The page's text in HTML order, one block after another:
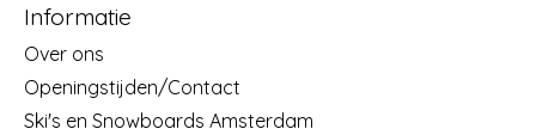
Informatie
Over ons
Openingstijden/Contact
Ski's en Snowboards Amsterdam